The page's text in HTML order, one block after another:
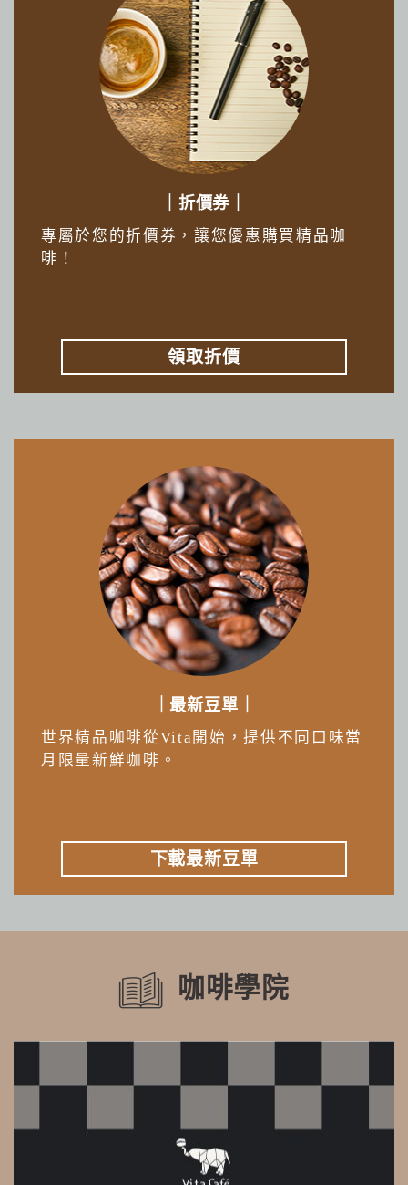
｜折價券｜
專屬於您的折價券，讓您優惠購買精品咖
啡！
領取折價
｜最新豆單｜
世界精品咖啡從Vita開始，提供不同口味當
月限量新鮮咖啡。
下載最新豆單
咖啡學院